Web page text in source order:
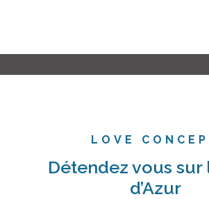
LOVE
Détendez vous sur
d’Azur